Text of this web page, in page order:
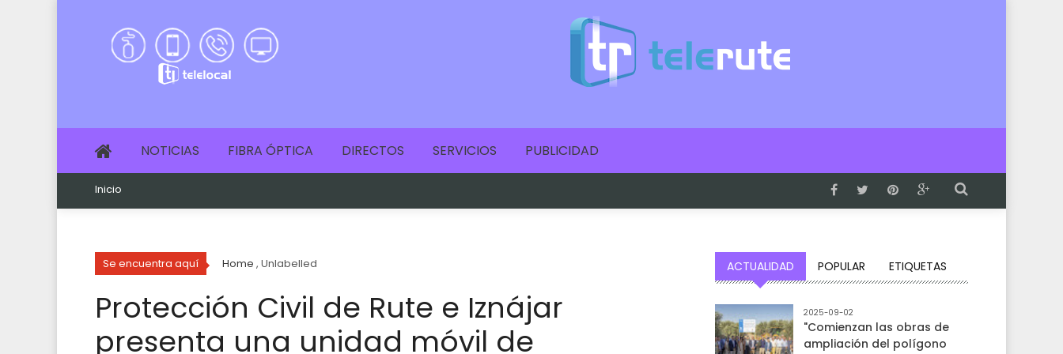
NOTICIAS FIBRA ÓPTICA DIRECTOS SERVICIOS PUBLICIDAD
Inicio
Se encuentra aquí Home , Unlabelled
Protección Civil de Rute e Iznájar
presenta una unidad móvil de
ACTUALIDAD POPULAR ETIQUETAS
2025-09-02
"Comienzan las obras de
ampliación del polígono